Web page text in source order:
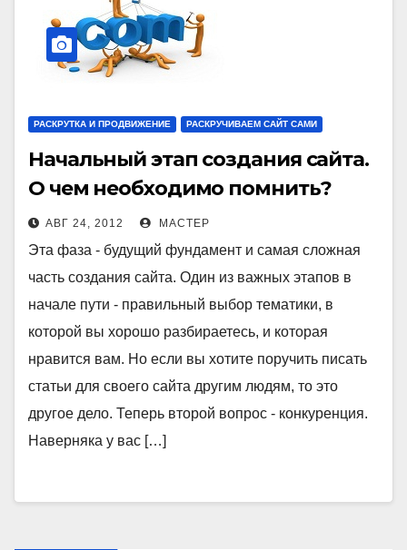
РАСКРУТКА И ПРОДВИЖЕНИЕ РАСКРУЧИВАЕМ САЙТ САМИ
Начальный этап создания сайта.
О чем необходимо помнить?
АВГ 24, 2012 МАСТЕР
Эта фаза - будущий фундамент и самая сложная
часть создания сайта. Один из важных этапов в
начале пути - правильный выбор тематики, в
которой вы хорошо разбираетесь, и которая
нравится вам. Но если вы хотите поручить писать
статьи для своего сайта другим людям, то это
другое дело. Теперь второй вопрос - конкуренция.
Наверняка у вас […]